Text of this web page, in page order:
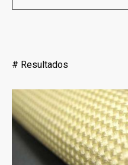
# Resultados